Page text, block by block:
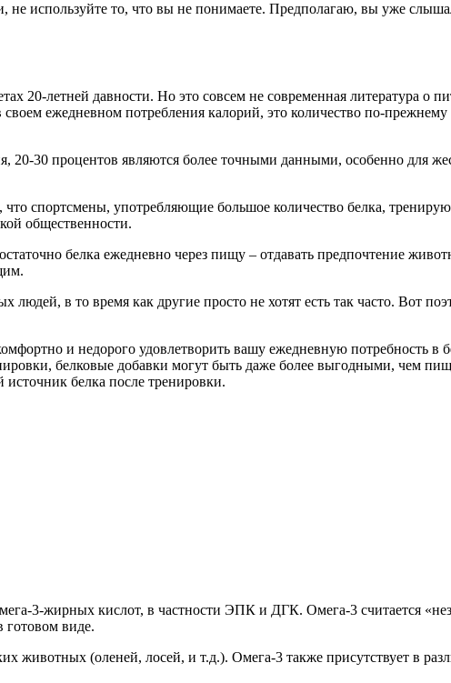
не используйте то, что вы не понимаете. Предполагаю, вы уже
20-летней давности. Но это совсем не современная литература о
ежедневном потребления калорий, это количество по-
20-30 процентов являются более точными данными, особенно для
спортсмены, употребляющие большое количество белка,
общественности.
белка ежедневно через пищу – отдавать предпочтение
в то время как другие просто не хотят есть так часто. Вот
и недорого удовлетворить вашу ежедневную потребность в
белковые добавки могут быть даже более выгодными, чем
источник белка после тренировки.
3-жирных кислот, в частности ЭПК и ДГК. Омега-3 считается
готовом виде.
(оленей, лосей, и т.д.). Омега-3 также присутствует в